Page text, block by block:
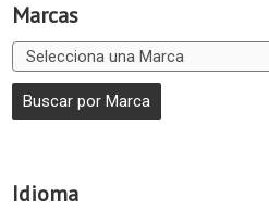
Marcas
Idioma